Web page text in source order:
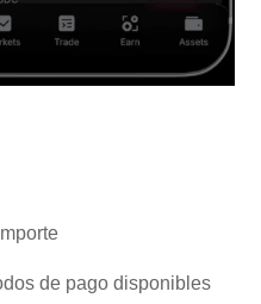
de pago disponibles